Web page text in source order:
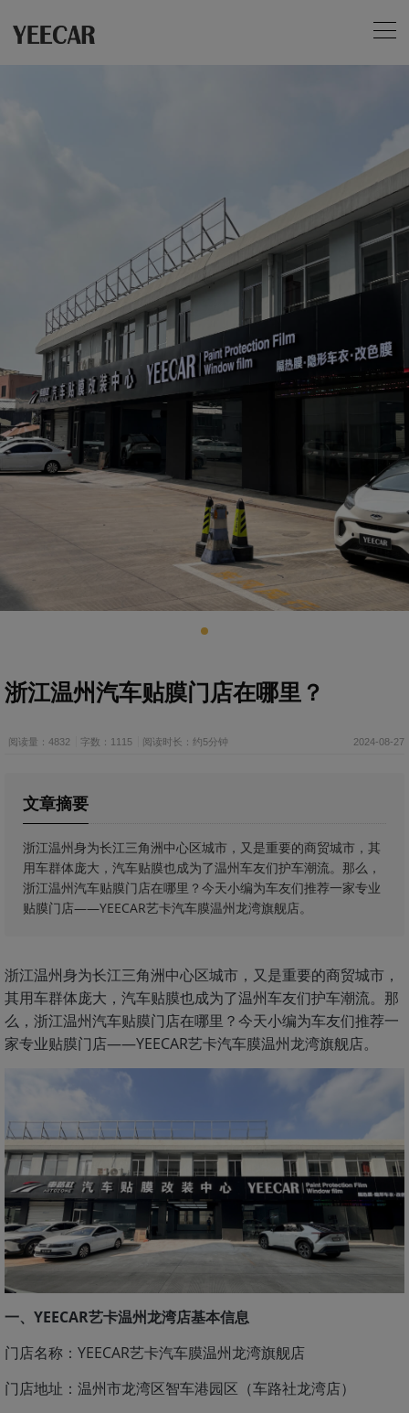
浙江温州汽车贴膜门店在哪里？
阅读量：4832 字数：1115 阅读时长：约5分钟 2024-08-27
文章摘要
浙江温州身为长江三角洲中心区城市，又是重要的商贸城市，其
用车群体庞大，汽车贴膜也成为了温州车友们护车潮流。那么，
浙江温州汽车贴膜门店在哪里？今天小编为车友们推荐一家专业
贴膜门店——YEECAR艺卡汽车膜温州龙湾旗舰店。
浙江温州身为长江三角洲中心区城市，又是重要的商贸城市，
其用车群体庞大，汽车贴膜也成为了温州车友们护车潮流。那
么，浙江温州汽车贴膜门店在哪里？今天小编为车友们推荐一
家专业贴膜门店——YEECAR艺卡汽车膜温州龙湾旗舰店。
一、YEECAR艺卡温州龙湾店基本信息
门店名称：YEECAR艺卡汽车膜温州龙湾旗舰店
门店地址：温州市龙湾区智车港园区（车路社龙湾店）